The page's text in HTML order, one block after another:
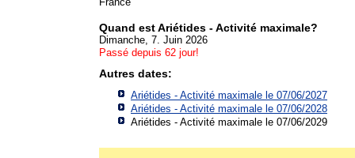
Quand est Ariétides - Activité maximale?
Dimanche, 7. Juin 2026
Passé depuis 62 jour!
Autres dates:
Ariétides - Activité maximale le 07/06/2027
Ariétides - Activité maximale le 07/06/2028
Ariétides - Activité maximale le 07/06/2029